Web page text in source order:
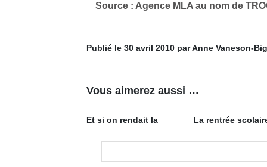
Source : Agence MLA au nom de
Publié le 30 avril 2010 par Anne Vaneson-
Vous aimerez aussi …
Et si on rendait la
moins… « rentrée » ?
La rentrée
les vacances et